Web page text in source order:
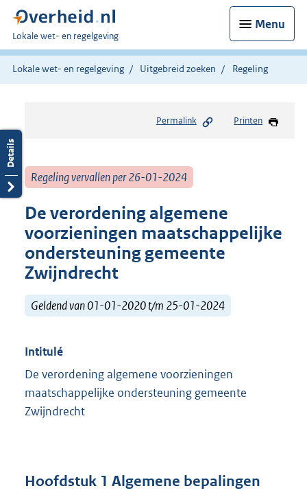
Menu
U
bent
hier:
Lokale wet- en regelgeving
Lokale wet- en regelgeving Uitgebreid zoeken Regeling
Permalink Printen
Regeling vervallen per 26-01-2024
De verordening algemene
voorzieningen maatschappelijke
ondersteuning gemeente
Zwijndrecht
Geldend van 01-01-2020 t/m 25-01-2024
Intitulé
De verordening algemene voorzieningen
maatschappelijke ondersteuning gemeente
Zwijndrecht
Hoofdstuk 1 Algemene bepalingen